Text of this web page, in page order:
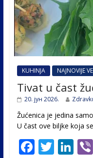
KUHINJA NAJNOVIJE
Tivat u čast
20. јун 2026.
Žućenica je jedina
U čast ovе biljke koja
F T Li